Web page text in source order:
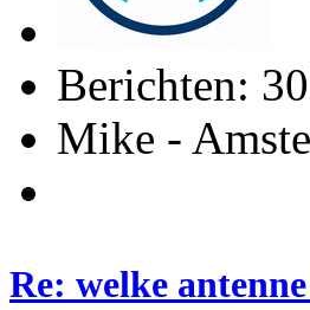
Berichten:
Mike -
Re: welke